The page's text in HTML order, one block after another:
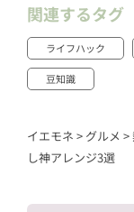
関連するタグ
ライフハック
豆知識
イエモネ > グルメ >
し神アレンジ3選